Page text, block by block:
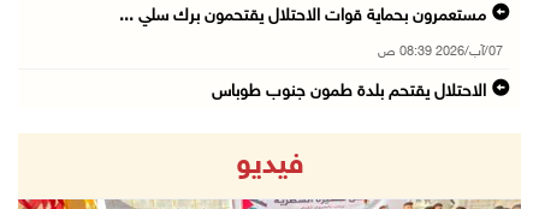
مستعمرون بحماية قوات الاحتلال يقتحمون برك سلي ...
07/آب/2026 08:39 ص
الاحتلال يقتحم بلدة طمون جنوب طوباس
محافظة القدس: انسحاب قوات الاحتلال من مخيم قل ...
07/آب/2026 08:23 ص
فيديو